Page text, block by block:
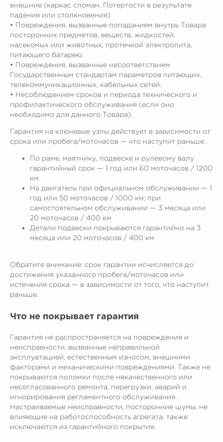
внешние (каркас сломан. Потертости в результате
падения или столкновения)
• Повреждения, вызванные попаданием внутрь Товара
посторонних предметов, веществ, жидкостей,
насекомых или животных, протечкой электролита,
питающего батарею.
• Повреждения, вызванные несоответствием
Государственным стандартам параметров питающих,
телекоммуникационных, кабельных сетей.
• Несоблюдением сроков и периода технического и
профилактического обслуживания (если оно
необходимо для данного Товара).
Гарантия на ключевые узлы действует в зависимости от
срока или пробега/моточасов — что наступит раньше.
По раме, маятнику, подвеске и рулевому валу
гарантийный срок — 1 год или 60 моточасов / 1200
км
На двигатель при официальном обслуживании — 1
год или 50 моточасов / 1000 км; при
самостоятельном обслуживании — 3 месяца или
20 моточасов / 400 км
Детали подвески покрываются гарантийно на 3
месяца или 20 моточасов / 400 км
Обратите внимание: срок гарантии исчисляется до
достижения указанного пробега/моточасов или
истечения срока — в зависимости от того, что наступит
раньше.
Что не покрывает гарантия
Гарантия не распространяется на повреждения и
неисправности, вызванные неправильной
эксплуатацией, естественным износом, внешними
факторами и механическими повреждениями. Также не
покрываются поломки после некачественного или
несогласованного ремонта, перегрузки, аварий и
игнорирования регламентного обслуживания.
Настраиваемые неисправности, посторонние шумы, не
влияющие на работоспособность агрегата, также
исключаются из гарантийного покрытия.